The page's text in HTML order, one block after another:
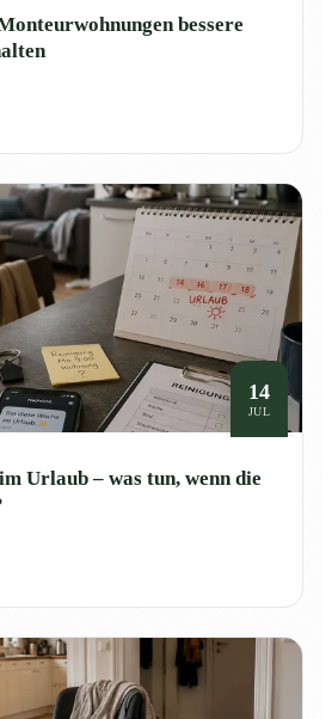
bessere
14
JUL
Urlaub – was tun, wenn die